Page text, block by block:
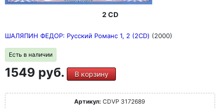
2 CD
ШАЛЯПИН ФЕДОР: Русский Романс 1, 2 (2CD) (2000)
Есть в наличии
1549 руб. В корзину
Артикул: CDVP 3172689